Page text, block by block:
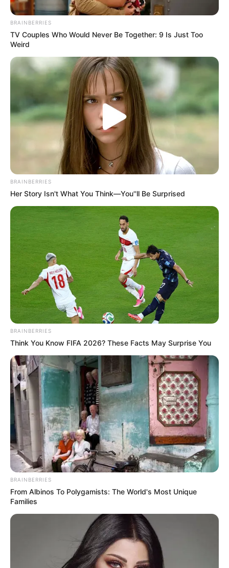
BRAINBERRIES
TV Couples Who Would Never Be Together: 9 Is Just Too
Weird
BRAINBERRIES
Her Story Isn't What You Think—You''ll Be Surprised
BRAINBERRIES
Think You Know FIFA 2026? These Facts May Surprise You
BRAINBERRIES
From Albinos To Polygamists: The World's Most Unique
Families